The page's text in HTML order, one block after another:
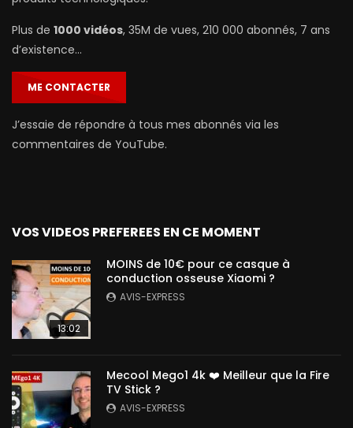
Plus de 1000 vidéos, 35M de vues, 210 000 abonnés, 7 ans
d’existence…
ME CONTACTER
J’essaie de répondre à tous mes abonnés via les
commentaires de YouTube.
VOS VIDEOS PREFEREES EN CE MOMENT
13:02
MOINS de 10€ pour ce casque à
conduction osseuse Xiaomi ?
AVIS-EXPRESS
Mecool Mego1 4k ❤️ Meilleur que la Fire
TV Stick ?
AVIS-EXPRESS